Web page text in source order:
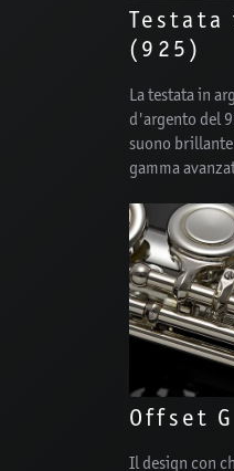
(925)
La testata in
d'argento del
suono
gamma
Offset G
Il design con